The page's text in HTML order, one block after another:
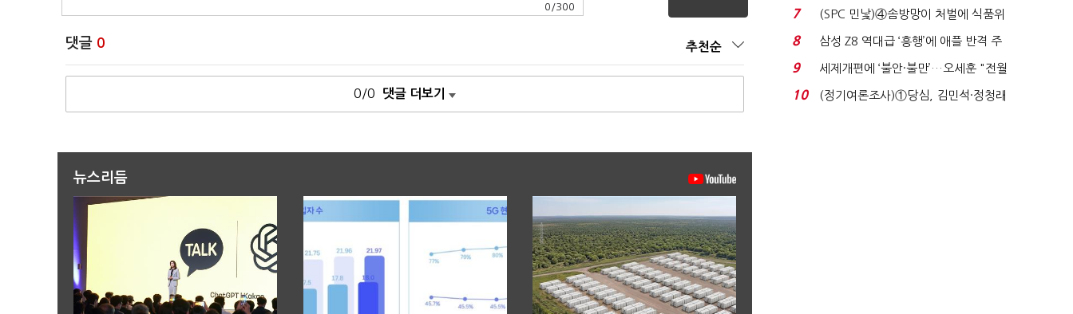
0 /300
댓글 0 추천순
0/0 댓글 더보기
뉴스리듬
청래 '초접전'...
7
(SPC 민낯)④솜방망이 처벌에 식품위
생법 위반 반복...
8
삼성 Z8 역대급 ‘흥행’에 애플 반격 주
목…9월 ‘폴...
9
세제개편에 ‘불안·불만’…오세훈 "전월
세 구하기 더 ...
10
(정기여론조사)①당심, 김민석·정청래